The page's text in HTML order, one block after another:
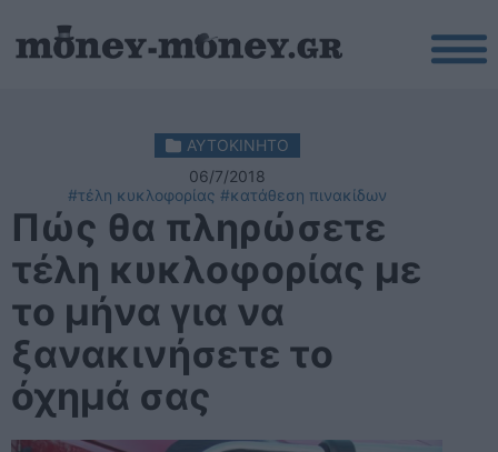
ΑΥΤΟΚΙΝΗΤΟ
06/7/2018
#τέλη κυκλοφορίας #κατάθεση πινακίδων
Πώς θα πληρώσετε
τέλη κυκλοφορίας με
το μήνα για να
ξανακινήσετε το
όχημά σας